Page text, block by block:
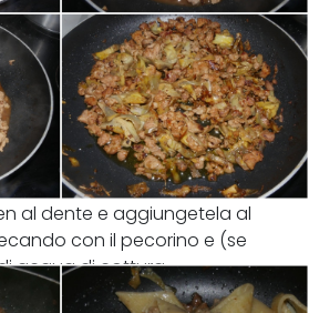
al dente e aggiungetela al
con il pecorino e (se
acqua di cottura.